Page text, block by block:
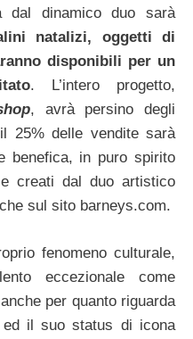
dal dinamico duo sarà
natalizi, oggetti di
disponibili per un
. L’intero progetto,
, avrà persino degli
25% delle vendite sarà
benefica, in puro spirito
creati dal duo artistico
sul sito barneys.com.
fenomeno culturale,
eccezionale come
per quanto riguarda
il suo status di icona